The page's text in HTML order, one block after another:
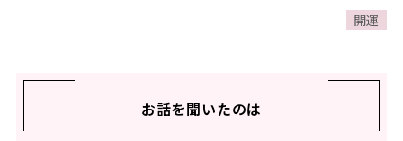
開運
お話を聞いたのは